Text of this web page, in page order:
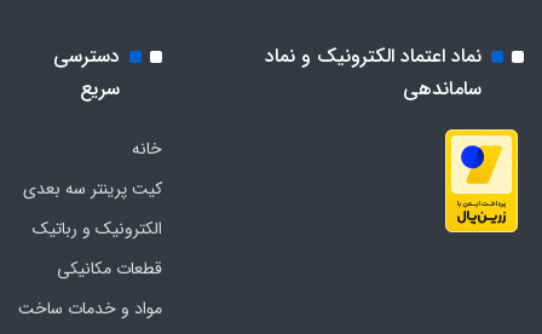
نماد اعتماد الکترونیک و نماد
ساماندهی
دسترسی
سریع
خانه
کیت پرینتر سه بعدی
الکترونیک و رباتیک
قطعات مکانیکی
مواد و خدمات ساخت